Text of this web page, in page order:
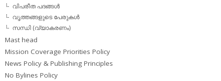
വിപരീത പദങ്ങള്‍
വൃത്തങ്ങളുടെ പേരുകള്‍
സന്ധി (വ്യാകരണം)
Mast head
Mission Coverage Priorities Policy
News Policy & Publishing Principles
No Bylines Policy